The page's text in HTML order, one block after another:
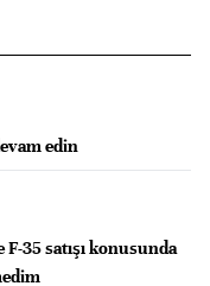
edin
35 satışı konusunda